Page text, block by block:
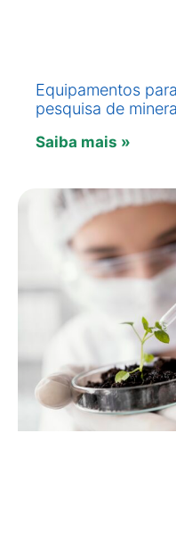
Equipamentos
pesquisa de
Saiba mais »